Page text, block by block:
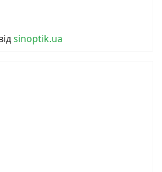
sinoptik.ua